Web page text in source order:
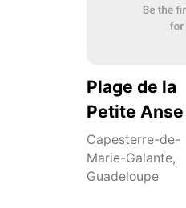
Plage de la
Petite Anse
Capesterre-de-
Marie-Galante,
Guadeloupe